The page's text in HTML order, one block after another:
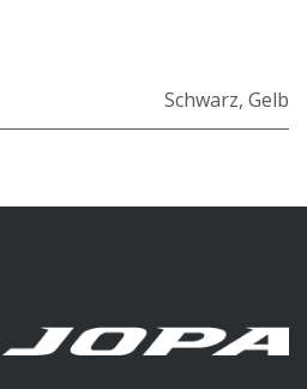
Schwarz, Gelb